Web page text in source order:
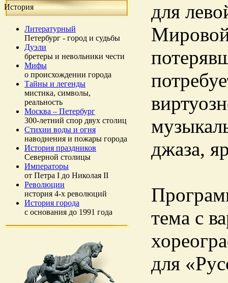
История
Литературный
Петербург - город и судьбы
Дуэли
бретеры и невольники чести
Мифы
о происхождении города
Тайны и легенды
мистика, символы,
реальность
Москва – Петербург
300-летний спор двух столиц
Стихии воды и огня
наводнения и пожары города
История праздников
Северной столицы
Императоры
от Петра I до Николая II
Революции
история 4-х революций
История города
с основания до 1991 года
для
джаза,
тема с
для